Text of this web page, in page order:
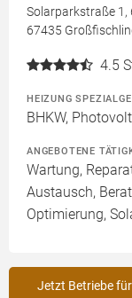
Solarparkstraße 1,
67435
4.5
HEIZUNG
BHKW,
ANGEBOTENE
Wartung,
Austausch,
Optimierung,
Jetzt Betriebe